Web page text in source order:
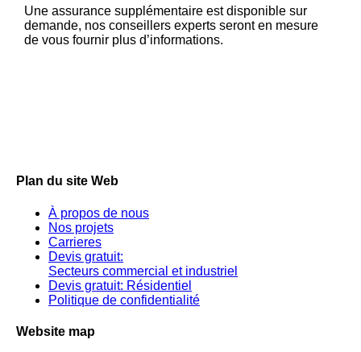
Une assurance supplémentaire est disponible sur
demande, nos conseillers experts seront en mesure
de vous fournir plus d’informations.
Plan du site Web
À propos de nous
Nos projets
Carrieres
Devis gratuit:
Secteurs commercial et industriel
Devis gratuit: Résidentiel
Politique de confidentialité
Website map